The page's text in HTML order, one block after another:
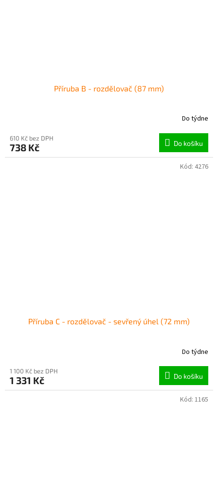
Příruba B - rozdělovač (87 mm)
Do týdne
610 Kč bez DPH
738 Kč Do košíku
Příruba C - rozdělovač - sevřený úhel (72 mm)
Do týdne
1 100 Kč bez DPH
1 331 Kč Do košíku
Kód: 4276
Kód: 1165